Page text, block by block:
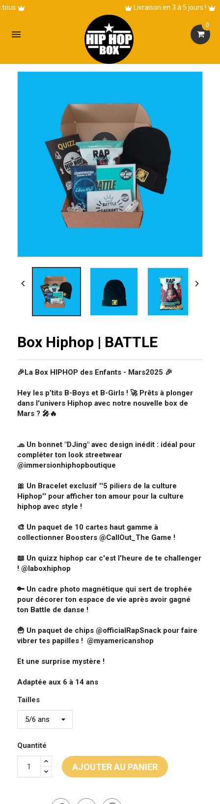
Livraison en 3 à 5 jours !

0
 
Box Hiphop | BATTLE
🎉La Box HIPHOP des Enfants - Mars2025 🎉
Hey les p’tits B-Boys et B-Girls ! 🚀 Prêts à plonger
dans l'univers Hiphop avec notre nouvelle box de
Mars ? 🎤🔥
🧢 Un bonnet "DJing" avec design inédit : idéal pour
compléter ton look streetwear
@immersionhiphopboutique
🎀 Un Bracelet exclusif ''5 piliers de la culture
Hiphop'' pour afficher ton amour pour la culture
hiphop avec style !
🎨 Un paquet de 10 cartes haut gamme à
collectionner Boosters @CallOut_The Game !
📖 Un quizz hiphop car c'est l'heure de te challenger
! @laboxhiphop
🔑 Un cadre photo magnétique qui sert de trophée
pour décorer ton espace de vie après avoir gagné
ton Battle de danse !
🍟 Un paquet de chips @officialRapSnack pour faire
vibrer tes papilles ! @myamericanshop
Et une surprise mystère !
Adaptée aux 6 à 14 ans
Tailles
Quantité
AJOUTER AU PANIER